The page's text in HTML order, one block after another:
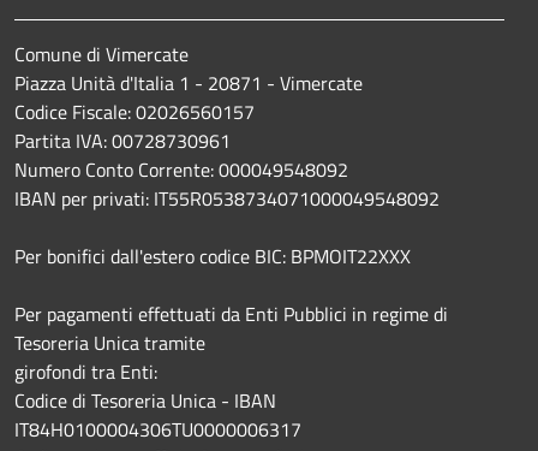
Comune di Vimercate
Piazza Unità d'Italia 1 - 20871 - Vimercate
Codice Fiscale: 02026560157
Partita IVA: 00728730961
Numero Conto Corrente: 000049548092
IBAN per privati: IT55R0538734071000049548092
Per bonifici dall'estero codice BIC: BPMOIT22XXX
Per pagamenti effettuati da Enti Pubblici in regime di
Tesoreria Unica tramite
girofondi tra Enti:
Codice di Tesoreria Unica - IBAN
IT84H0100004306TU0000006317